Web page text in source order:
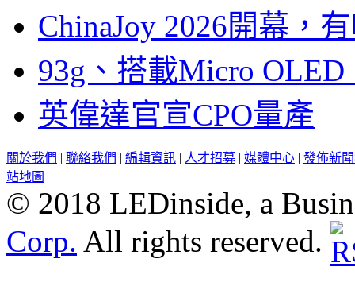
ChinaJoy 2026開幕，
93g、搭載Micro
英偉達官宣CPO量產
關於我們 | 聯絡我們 | 編輯資訊 | 人才招募 | 媒體中心 | 發佈新
站地圖
© 2018 LEDinside, a
Corp. All rights reserved.